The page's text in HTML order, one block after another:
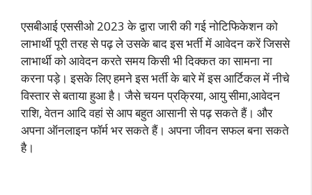
एसबीआई एससीओ 2023 के द्वारा जारी की गई नोटिफिकेशन को
लाभार्थी पूरी तरह से पढ़ ले उसके बाद इस भर्ती में आवेदन करें जिससे
लाभार्थी को आवेदन करते समय किसी भी दिक्कत का सामना ना
करना पड़े। इसके लिए हमने इस भर्ती के बारे में इस आर्टिकल में नीचे
विस्तार से बताया हुआ है। जैसे चयन प्रक्रिया, आयु सीमा,आवेदन
राशि, वेतन आदि वहां से आप बहुत आसानी से पढ़ सकते हैं। और
अपना ऑनलाइन फॉर्म भर सकते हैं। अपना जीवन सफल बना सकते
है।